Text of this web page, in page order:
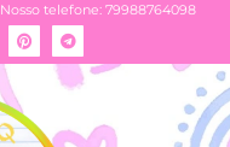
Nosso telefone: 79988764098